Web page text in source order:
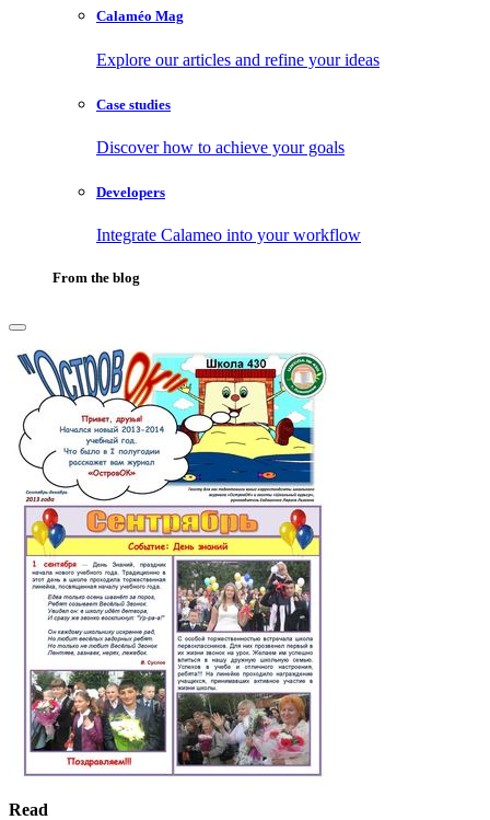
Calaméo Mag
Explore our articles and refine your ideas
Case studies
Discover how to achieve your goals
Developers
Integrate Calameo into your workflow
From the blog
Read